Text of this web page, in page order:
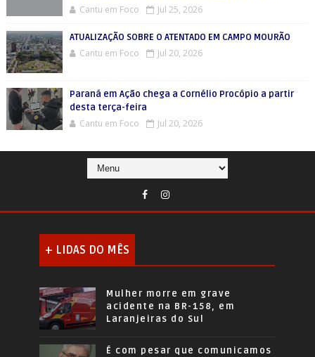
Cantu em Foco Jul 25, 2026
ATUALIZAÇÃO SOBRE O ATENTADO EM CAMPO MOURÃO
Cantu em Foco Jul 20, 2026
Paraná em Ação chega a Cornélio Procópio a partir
desta terça-feira
Cantu em Foco Jul 20, 2026
+ LIDAS DO MÊS
Mulher morre em grave
acidente na BR-158, em
Laranjeiras do Sul
É com pesar que comunicamos